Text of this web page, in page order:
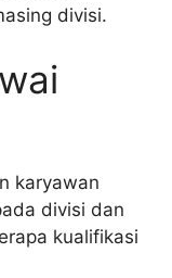
divisi.
karyawan
divisi dan
kualifikasi